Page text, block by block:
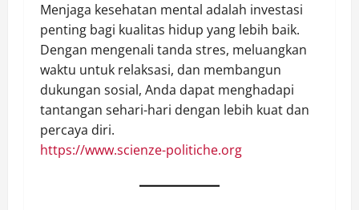
Menjaga kesehatan mental adalah investasi
penting bagi kualitas hidup yang lebih baik.
Dengan mengenali tanda stres, meluangkan
waktu untuk relaksasi, dan membangun
dukungan sosial, Anda dapat menghadapi
tantangan sehari-hari dengan lebih kuat dan
percaya diri.
https://www.scienze-politiche.org